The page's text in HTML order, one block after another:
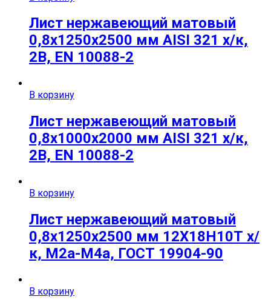
Лист нержавеющий матовый
0,8х1250х2500 мм AISI 321 х/к,
2B, EN 10088-2
В корзину
Лист нержавеющий матовый
0,8х1000х2000 мм AISI 321 х/к,
2B, EN 10088-2
В корзину
Лист нержавеющий матовый
0,8х1250х2500 мм 12Х18Н10Т х/
к, М2а-М4а, ГОСТ 19904-90
В корзину